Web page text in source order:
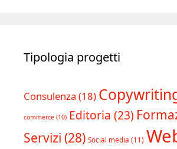
Tipologia progetti
Consulenza (18)
commerce (10) Editoria (23)
Servizi (28) Social media (11)